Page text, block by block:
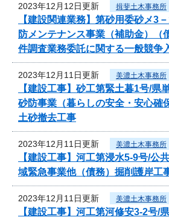
2023年12月12日更新 揖斐土木事務所
【建設関連業務】第砂用委砂メ3
防メンテナンス事業（補助金）（
件調査業務委託に関する一般競争
2023年12月11日更新 美濃土木事務所
【建設工事】砂工第緊土暮1号/
砂防事業（暮らしの安全・安心確
土砂撤去工事
2023年12月11日更新 美濃土木事務所
【建設工事】河工第浸水5-9号/
域緊急事業他（債務）掘削護岸工
2023年12月11日更新 美濃土木事務所
【建設工事】河工第河修安3-2号